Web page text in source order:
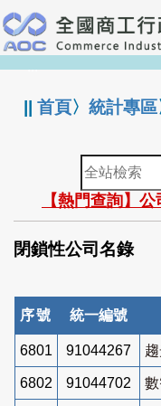
跳
到
主
要
:::
||首頁〉統計專區
全
站
檢
索
【熱門查詢】
閉鎖性公司名錄
序號 統一編號
6801 91044267
6802 91044702